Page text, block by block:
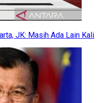
JK: Masih Ada Lain Kali